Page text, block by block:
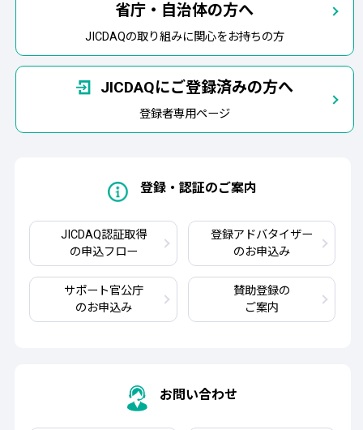
省庁・自治体の方へ
JICDAQの取り組みに関心をお持ちの方
JICDAQにご登録済みの方へ
登録者専用ページ
登録・認証のご案内
JICDAQ認証取得
の申込フロー
登録アドバタイザー
のお申込み
サポート官公庁
のお申込み
賛助登録の
ご案内
お問い合わせ